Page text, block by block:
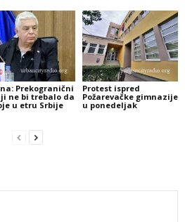
Prekogranični
ne bi trebalo da
u etru Srbije
Protest ispred
Požarevačke gimnazije
u ponedeljak